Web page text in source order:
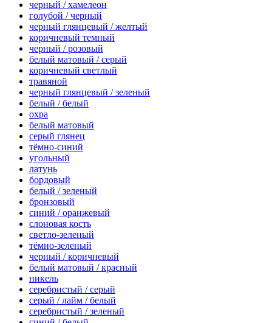
черный / хамелеон
голубой / черный
черный глянцевый / желтый
коричневый темный
черный / розовый
белый матовый / серый
коричневый светлый
травяной
черный глянцевый / зеленый
белый / белый
охра
белый матовый
серый глянец
тёмно-синий
угольный
латунь
бордовый
белый / зеленый
бронзовый
синий / оранжевый
слоновая кость
светло-зеленый
тёмно-зеленый
черный / коричневый
белый матовый / красный
никель
серебристый / серый
серый / лайм / белый
серебристый / зеленый